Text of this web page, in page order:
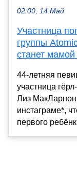
02:00, 14 Май
Участница
группы
станет
44-летняя
участница
Лиз
инстаграме*,
первого